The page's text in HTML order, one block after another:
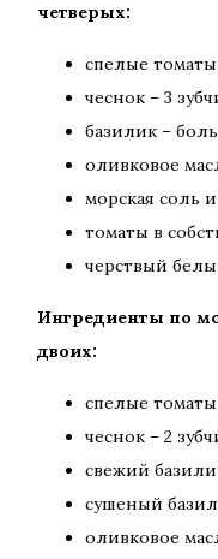
четверых:
спелые томаты
чеснок – 3
базилик –
оливковое
морская соль
томаты в
черствый
Ингредиенты по
двоих:
спелые томаты
чеснок – 2
свежий
сушеный
оливковое